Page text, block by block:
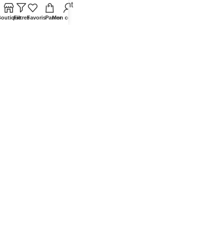
Livraison & paiement
Nos vendeurs
FiltresFavorisPanier
Mon compte